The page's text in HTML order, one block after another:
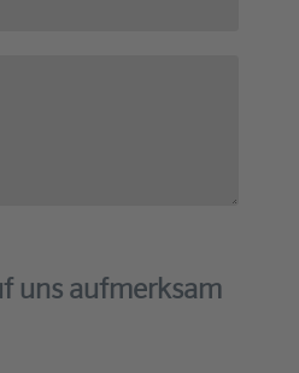
uns aufmerksam